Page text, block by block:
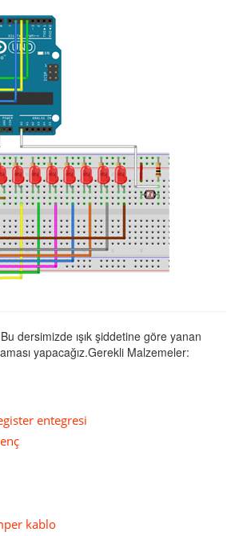
dersimizde ışık şiddetine göre yanan
yapacağız.Gerekli Malzemeler:
entegresi
kablo